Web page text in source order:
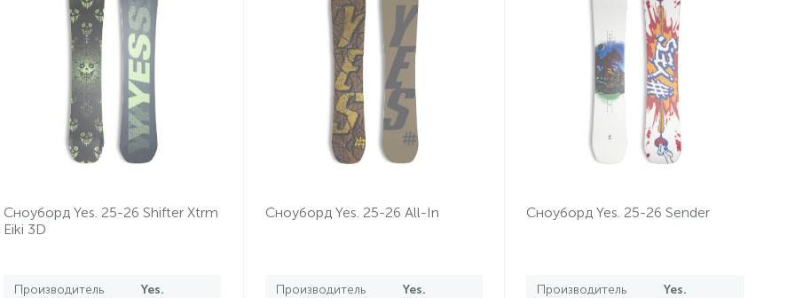
Сноуборд Yes. 25-26 Shifter Xtrm
Eiki 3D
Производитель Yes.
Сноуборд Yes. 25-26 All-In
Производитель Yes.
Сноуборд Yes. 25-26 Sender
Производитель Yes.